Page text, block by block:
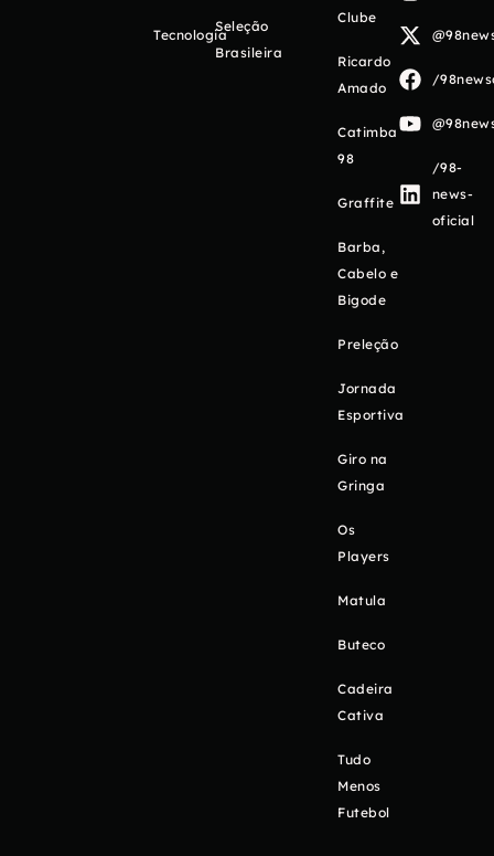
Tecnologia
Seleção
Brasileira
Clube
Ricardo
Amado
Catimba
98
Graffite
Barba,
Cabelo e
Bigode
Preleção
Jornada
Esportiva
Giro na
Gringa
Os
Players
Matula
Buteco
Cadeira
Cativa
Tudo
Menos
Futebol
/
/98-
news-
oficial